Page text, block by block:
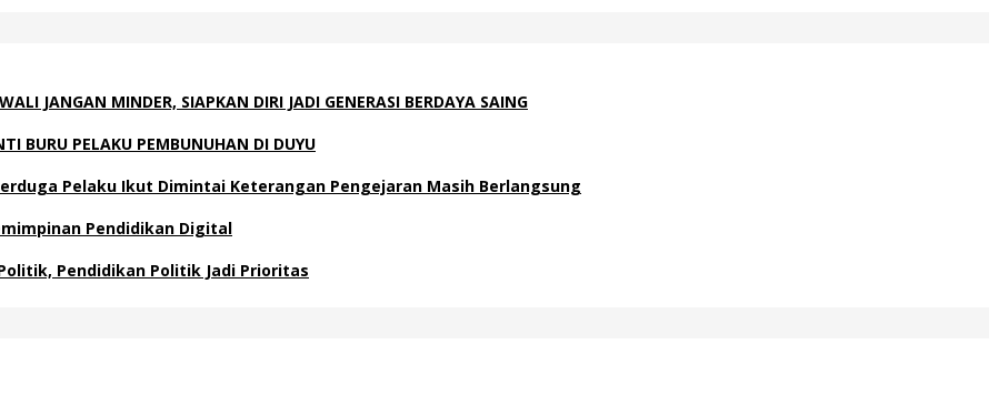
JANGAN MINDER, SIAPKAN DIRI JADI GENERASI BERDAYA SAING
BURU PELAKU PEMBUNUHAN DI DUYU
Pelaku Ikut Dimintai Keterangan Pengejaran Masih Berlangsung
Pendidikan Digital
Pendidikan Politik Jadi Prioritas